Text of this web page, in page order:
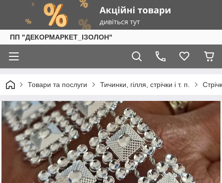
ПП "ДЕКОРМАРКЕТ_ІЗОЛОН"
Товари та послуги Тичинки, гілля, стрічки і т. п.